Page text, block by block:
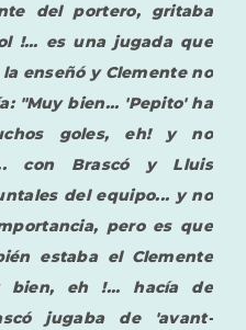
del portero, gritaba
!... es una jugada que
enseñó y Clemente no
"Muy bien... 'Pepito' ha
goles, eh! y no
con Brascó y Lluis
del equipo... y no
pero es que
estaba el Clemente
bien, eh !... hacía de
jugaba de 'avant-